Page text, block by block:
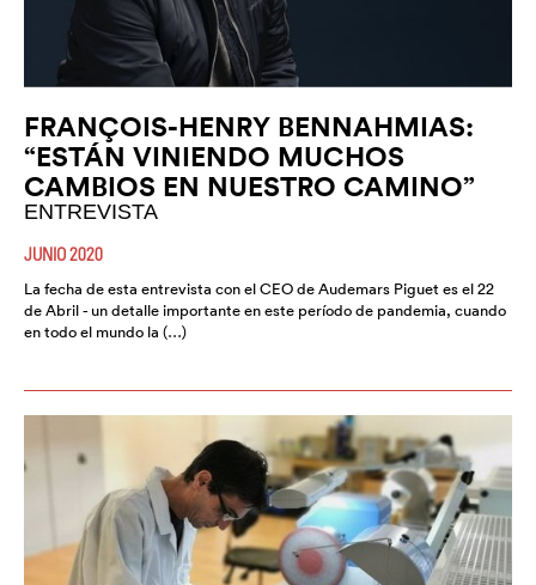
FRANÇOIS-HENRY BENNAHMIAS:
“ESTÁN VINIENDO MUCHOS
CAMBIOS EN NUESTRO CAMINO”
ENTREVISTA
JUNIO 2020
La fecha de esta entrevista con el CEO de Audemars Piguet es el 22
de Abril - un detalle importante en este período de pandemia, cuando
en todo el mundo la (…)